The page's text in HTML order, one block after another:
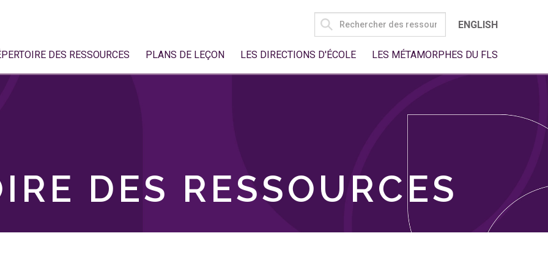
SEARCH
FOR:
ENGLISH
DES RESSOURCES PLANS DE LEÇON LES DIRECTIONS D'ÉCOLE LES MÉTAMORPHES DU FLS
DES RESSOURCES